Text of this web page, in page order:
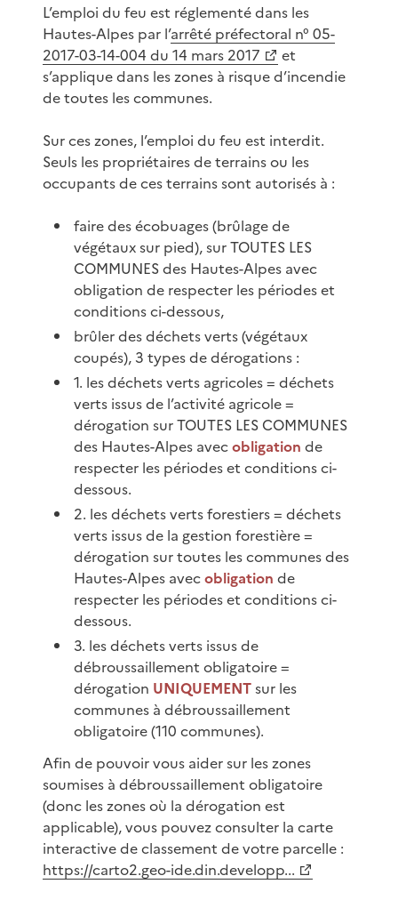
L’emploi du feu est réglementé dans les
Hautes-Alpes par l’arrêté préfectoral n° 05-
2017-03-14-004 du 14 mars 2017
et
s’applique dans les zones à risque d’incendie
de toutes les communes.
Sur ces zones, l’emploi du feu est interdit.
Seuls les propriétaires de terrains ou les
occupants de ces terrains sont autorisés à :
faire des écobuages (brûlage de
végétaux sur pied), sur TOUTES LES
COMMUNES des Hautes-Alpes avec
obligation de respecter les périodes et
conditions ci-dessous,
brûler des déchets verts (végétaux
coupés), 3 types de dérogations :
1. les déchets verts agricoles = déchets
verts issus de l’activité agricole =
dérogation sur TOUTES LES COMMUNES
des Hautes-Alpes avecobligation de
respecter les périodes et conditions ci-
dessous.
2. les déchets verts forestiers = déchets
verts issus de la gestion forestière =
dérogation sur toutes les communes des
Hautes-Alpes avecobligation de
respecter les périodes et conditions ci-
dessous.
3. les déchets verts issus de
débroussaillement obligatoire =
dérogation UNIQUEMENTsur les
communes à débroussaillement
obligatoire (110 communes).
Afin de pouvoir vous aider sur les zones
soumises à débroussaillement obligatoire
(donc les zones où la dérogation est
applicable), vous pouvez consulter la carte
interactive de classement de votre parcelle :
https://carto2.geo-ide.din.developp...